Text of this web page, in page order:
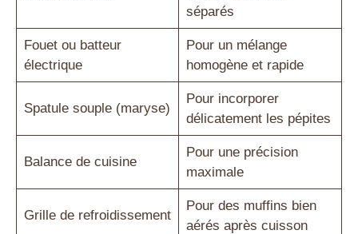
séparés
Fouet ou batteur
électrique
Pour un mélange
homogène et rapide
Spatule souple (maryse)
Pour incorporer
délicatement les pépites
Balance de cuisine
Pour une précision
maximale
Grille de refroidissement
Pour des muffins bien
aérés après cuisson